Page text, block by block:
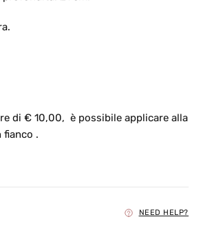
di € 10,00, è possibile applicare alla
fianco .
NEED HELP?